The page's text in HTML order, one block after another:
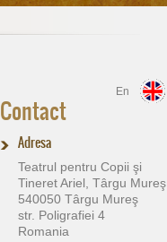
En
Contact
Adresa
Teatrul pentru Copii şi
Tineret Ariel, Târgu Mureş
540050 Târgu Mureş
str. Poligrafiei 4
Romania